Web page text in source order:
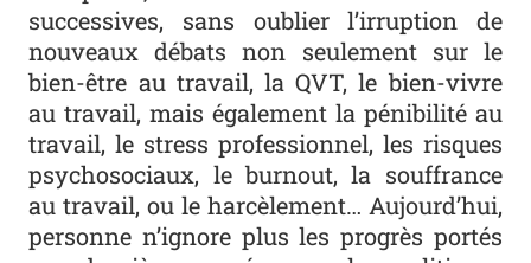
successives, sans oublier l’irruption de
nouveaux débats non seulement sur le
bien-être au travail, la QVT, le bien-vivre
au travail, mais également la pénibilité au
travail, le stress professionnel, les risques
psychosociaux, le burnout, la souffrance
au travail, ou le harcèlement… Aujourd’hui,
personne n’ignore plus les progrès portés